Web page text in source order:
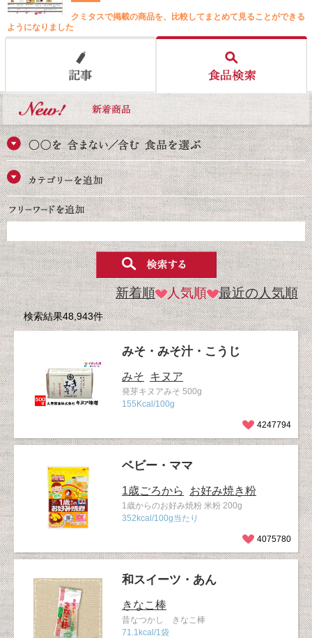
クミタスで掲載の商品を、比較してまとめて見ることができる
ようになりました
新着順 人気順 最近の人気順
検索結果48,943件
みそ・みそ汁・こうじ
みそ キヌア
発芽キヌアみそ 500g
155Kcal/100g
4247794
ベビー・ママ
1歳ごろから お好み焼き粉
1歳からのお好み焼粉 米粉 200g
352kcal/100g当たり
4075780
和スイーツ・あん
きなこ棒
昔なつかし きなこ棒
71.1kcal/1袋